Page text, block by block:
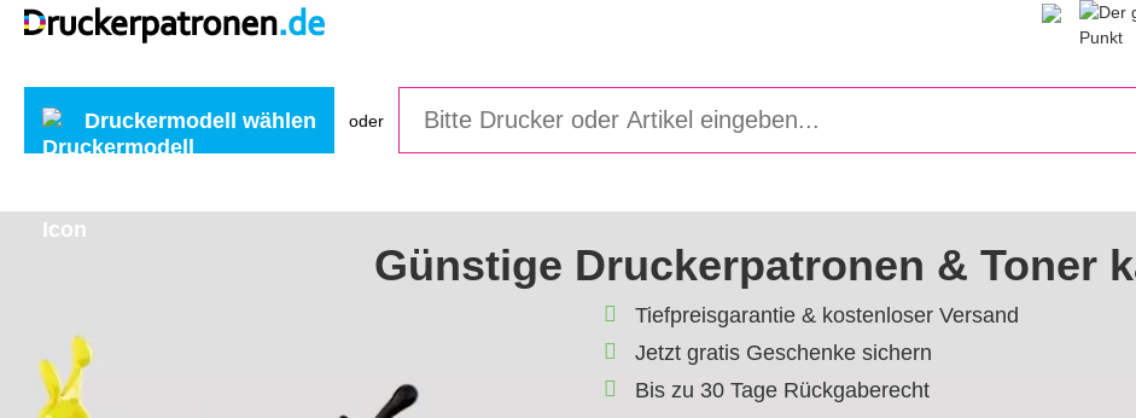
Druckermodell wählen oder
Günstige Druckerpatronen & Toner
Tiefpreisgarantie & kostenloser Versand
Jetzt gratis Geschenke sichern
Bis zu 30 Tage Rückgaberecht